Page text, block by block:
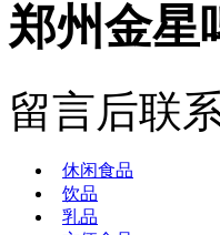
郑州金星
留言后联
休闲食品
饮品
乳品